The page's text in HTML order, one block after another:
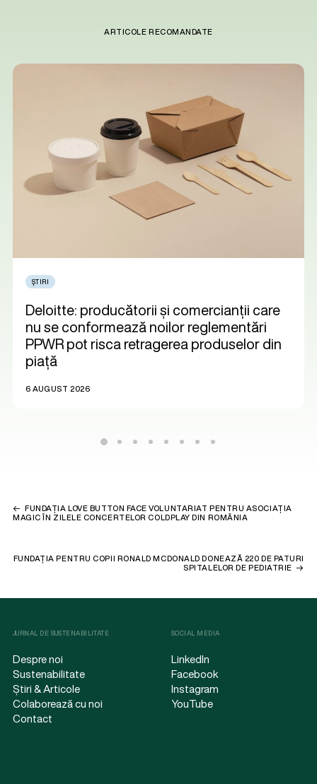
ARTICOLE RECOMANDATE
ȘTIRI
Deloitte: producătorii și comercianții care
nu se conformează noilor reglementări
PPWR pot risca retragerea produselor din
piață
6 AUGUST 2026
FUNDAȚIA LOVE BUTTON FACE VOLUNTARIAT PENTRU ASOCIAȚIA
MAGIC ÎN ZILELE CONCERTELOR COLDPLAY DIN ROMÂNIA
FUNDAȚIA PENTRU COPII RONALD MCDONALD DONEAZĂ 220 DE PATURI
SPITALELOR DE PEDIATRIE
JURNAL DE SUSTENABILITATE
Despre noi
Sustenabilitate
Știri & Articole
Colaborează cu noi
Contact
SOCIAL MEDIA
LinkedIn
Facebook
Instagram
YouTube